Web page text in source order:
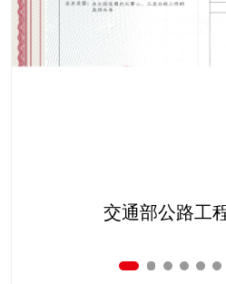
交通部公路工